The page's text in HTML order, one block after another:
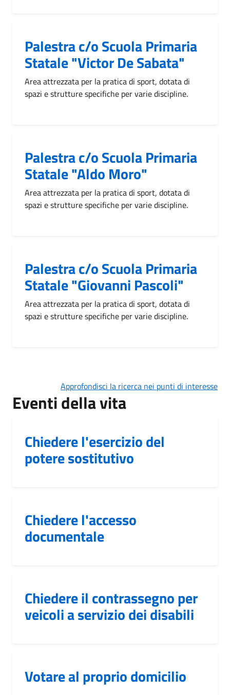
Palestra c/o Scuola Primaria
Statale "Victor De Sabata"
Area attrezzata per la pratica di sport, dotata di
spazi e strutture specifiche per varie discipline.
Palestra c/o Scuola Primaria
Statale "Aldo Moro"
Area attrezzata per la pratica di sport, dotata di
spazi e strutture specifiche per varie discipline.
Palestra c/o Scuola Primaria
Statale "Giovanni Pascoli"
Area attrezzata per la pratica di sport, dotata di
spazi e strutture specifiche per varie discipline.
Approfondisci la ricerca nei punti di interesse
Eventi della vita
Chiedere l'esercizio del
potere sostitutivo
Chiedere l'accesso
documentale
Chiedere il contrassegno per
veicoli a servizio dei disabili
Votare al proprio domicilio